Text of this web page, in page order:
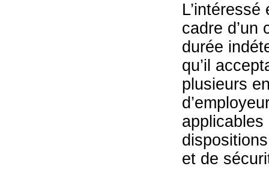
cadre d’un
durée
qu’il
plusieurs
applicables
et de